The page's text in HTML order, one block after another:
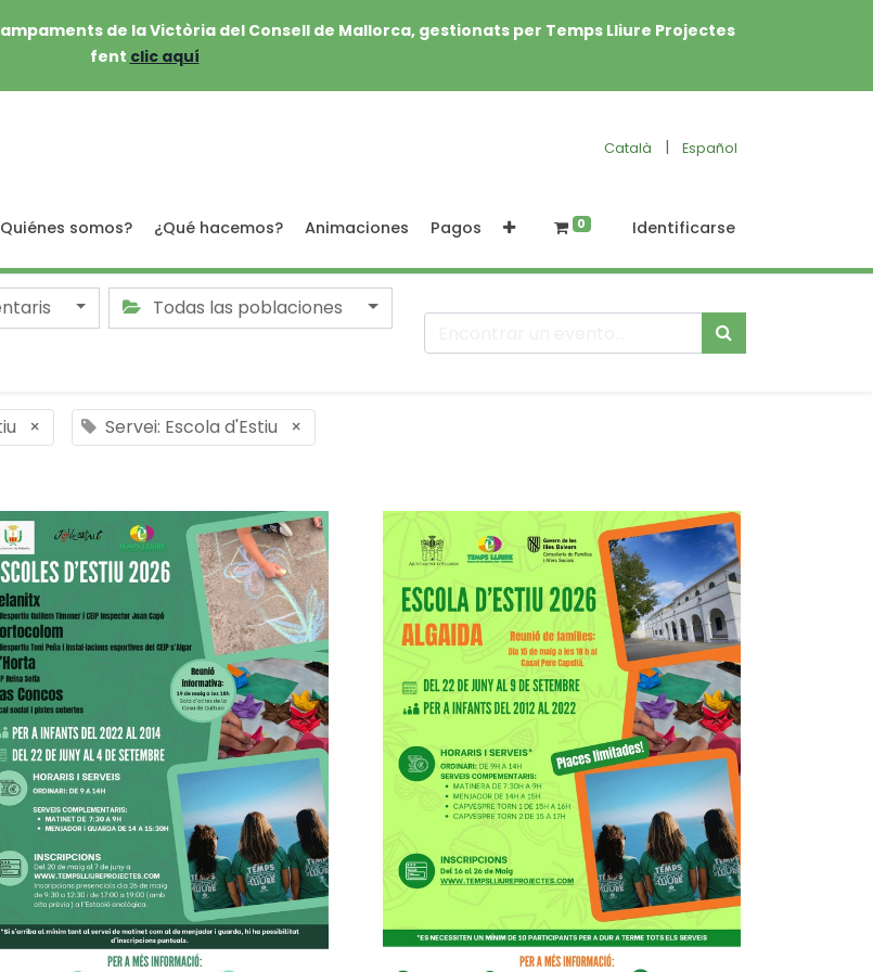
de la Victòria del Consell de Mallorca, gestionats per Temps Lliure Projectes
fent clic aquí
Català | Español
somos? ¿Qué hacemos? Animaciones Pagos 0 Identificarse
Todas las poblaciones
× Servei: Escola d'Estiu ×